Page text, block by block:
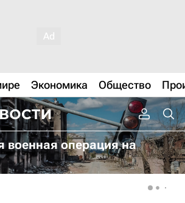
Экономика Общество
военная операция на